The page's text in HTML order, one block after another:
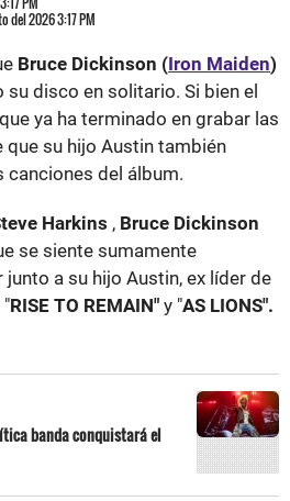
del 2026 3:17 PM
Bruce Dickinson (Iron Maiden)
disco en solitario. Si bien el
ya ha terminado en grabar las
que su hijo Austin también
canciones del álbum.
Harkins , Bruce Dickinson
se siente sumamente
a su hijo Austin, ex líder de
RISE TO REMAIN" y "AS LIONS".
banda conquistará el